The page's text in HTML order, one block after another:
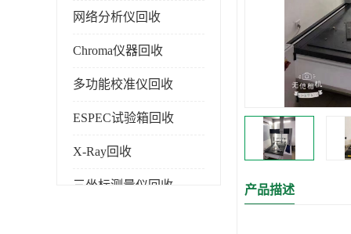
网络分析仪回收
Chroma仪器回收
多功能校准仪回收
ESPEC试验箱回收
X-Ray回收
三坐标测量仪回收 产品描述